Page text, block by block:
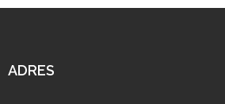
ADRES